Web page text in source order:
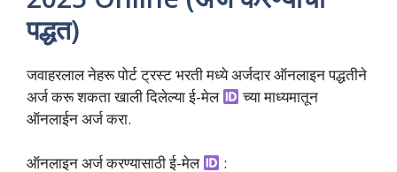
पद्धत)
जवाहरलाल नेहरू पोर्ट ट्रस्ट भरती मध्ये अर्जदार ऑनलाइन पद्धतीने
अर्ज करू शकता खाली दिलेल्या ई-मेल
च्या माध्यमातून
ऑनलाईन अर्ज करा.
ऑनलाइन अर्ज करण्यासाठी ई-मेल :